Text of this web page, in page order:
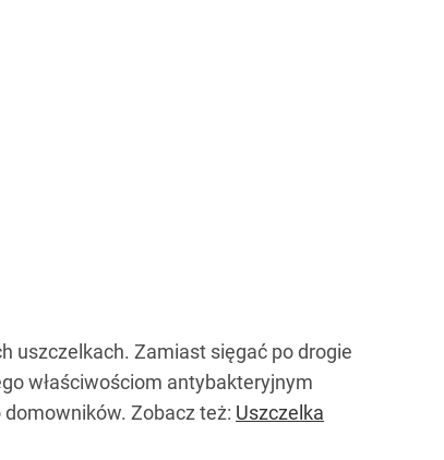
uszczelkach. Zamiast sięgać po drogie
właściwościom antybakteryjnym
Zobacz też: Uszczelka